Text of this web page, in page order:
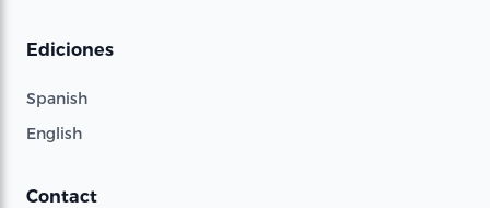
Ediciones
Spanish
English
Contact